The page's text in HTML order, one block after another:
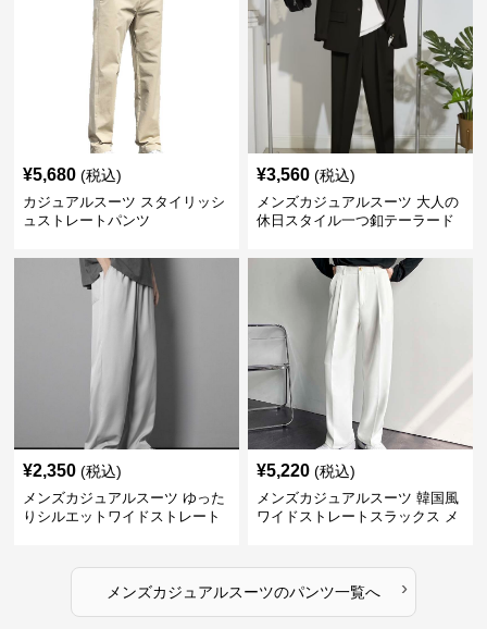
¥5,680 (税込)
カジュアルスーツ スタイリッシ
ュストレートパンツ
¥3,560 (税込)
メンズカジュアルスーツ 大人の
休日スタイル一つ釦テーラード
¥2,350 (税込)
メンズカジュアルスーツ ゆった
りシルエットワイドストレート
¥5,220 (税込)
メンズカジュアルスーツ 韓国風
ワイドストレートスラックス メ
メンズカジュアルスーツのパンツ一覧へ ›